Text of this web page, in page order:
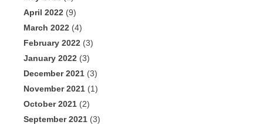
April 2022 (9)
March 2022 (4)
February 2022 (3)
January 2022 (3)
December 2021 (3)
November 2021 (1)
October 2021 (2)
September 2021 (3)